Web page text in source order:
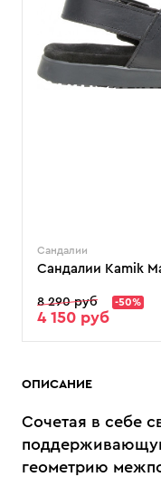
Сандалии
Сандалии Kamik
8 290 руб -50%
4 150 руб
ОПИСАНИЕ
Сочетая в себе
геометрию